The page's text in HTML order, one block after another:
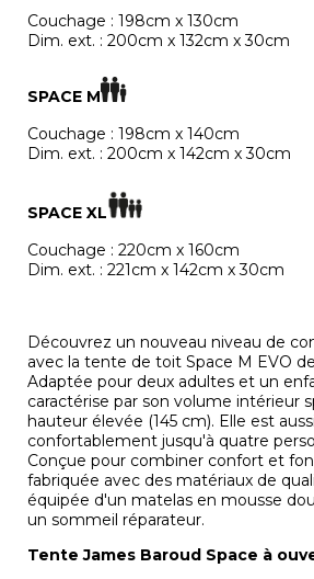
Couchage : 198cm x 130cm
Dim. ext. : 200cm x 132cm x 30cm
SPACE M
Couchage : 198cm x 140cm
Dim. ext. : 200cm x 142cm x 30cm
SPACE XL
Couchage : 220cm x 160cm
Dim. ext. : 221cm x 142cm x 30cm
Découvrez un nouveau niveau de
avec la tente de toit Space M EVO
Adaptée pour deux adultes et un
caractérise par son volume intérieur
hauteur élevée (145 cm). Elle est
confortablement jusqu'à quatre
Conçue pour combiner confort et
fabriquée avec des matériaux de
équipée d'un matelas en mousse
un sommeil réparateur.
Tente James Baroud Space à